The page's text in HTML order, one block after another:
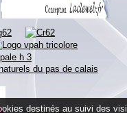
destinés au suivi des